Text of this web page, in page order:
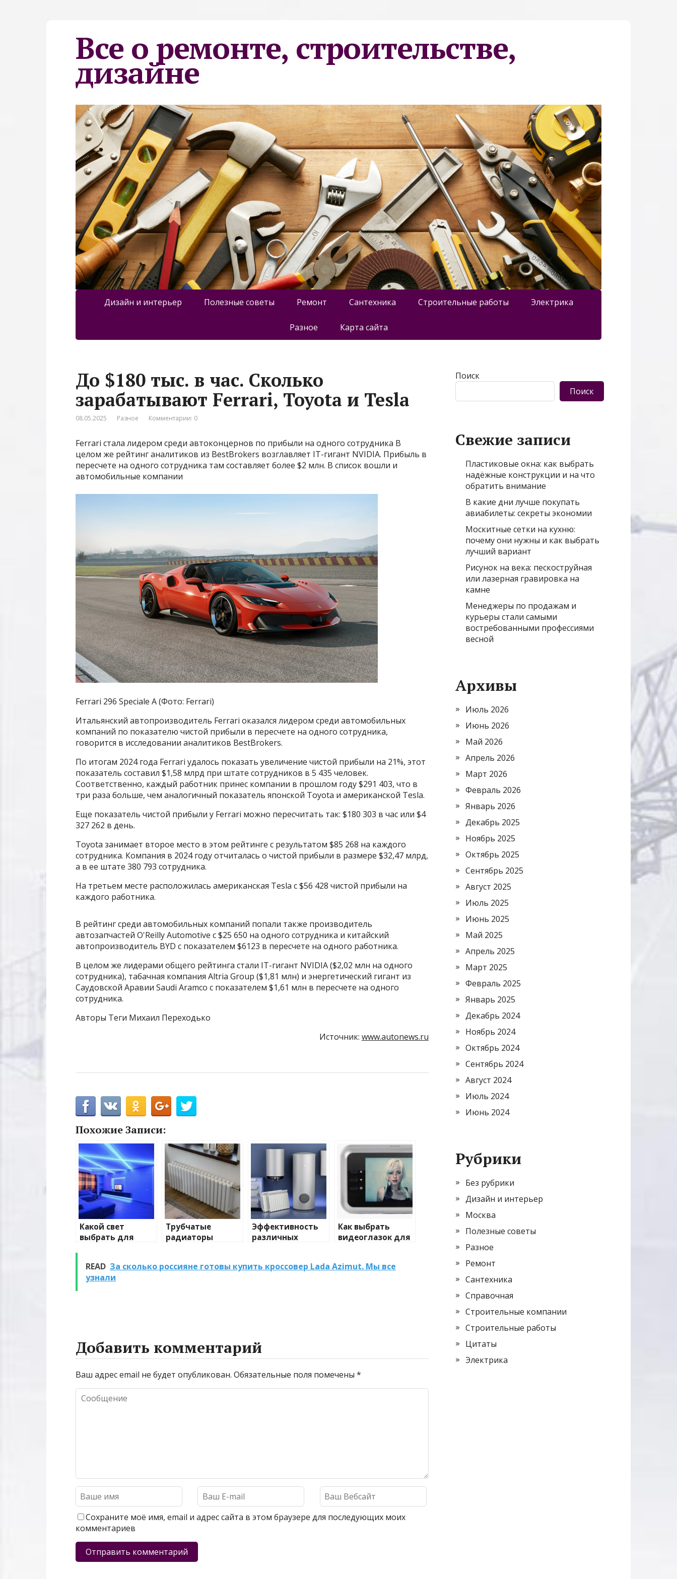
Все о ремонте, строительстве,
дизайне
Дизайн и интерьер Полезные советы Ремонт Сантехника Строительные работы Электрика
Разное Карта сайта
До $180 тыс. в час. Сколько
зарабатывают Ferrari, Toyota и Tesla
08.05.2025 Разное Комментарии: 0
Ferrari стала лидером среди автоконцернов по прибыли на одного сотрудника В
целом же рейтинг аналитиков из BestBrokers возглавляет IT-гигант NVIDIA. Прибыль в
пересчете на одного сотрудника там составляет более $2 млн. В список вошли и
автомобильные компании
Ferrari 296 Speciale A (Фото: Ferrari)
Итальянский автопроизводитель Ferrari оказался лидером среди автомобильных
компаний по показателю чистой прибыли в пересчете на одного сотрудника,
говорится в исследовании аналитиков BestBrokers.
По итогам 2024 года Ferrari удалось показать увеличение чистой прибыли на 21%, этот
показатель составил $1,58 млрд при штате сотрудников в 5 435 человек.
Соответственно, каждый работник принес компании в прошлом году $291 403, что в
три раза больше, чем аналогичный показатель японской Toyota и американской Tesla.
Еще показатель чистой прибыли у Ferrari можно пересчитать так: $180 303 в час или $4
327 262 в день.
Toyota занимает второе место в этом рейтинге с результатом $85 268 на каждого
сотрудника. Компания в 2024 году отчиталась о чистой прибыли в размере $32,47 млрд,
а в ее штате 380 793 сотрудника.
На третьем месте расположилась американская Tesla с $56 428 чистой прибыли на
каждого работника.
В рейтинг среди автомобильных компаний попали также производитель
автозапчастей O'Reilly Automotive с $25 650 на одного сотрудника и китайский
автопроизводитель BYD с показателем $6123 в пересчете на одного работника.
В целом же лидерами общего рейтинга стали IT-гигант NVIDIA ($2,02 млн на одного
сотрудника), табачная компания Altria Group ($1,81 млн) и энергетический гигант из
Саудовской Аравии Saudi Aramco с показателем $1,61 млн в пересчете на одного
сотрудника.
Авторы Теги Михаил Переходько
Источник: www.autonews.ru
Похожие Записи:
Какой свет
выбрать для
Трубчатые
радиаторы
Эффективность
различных
очистке и
Как выбрать
видеоглазок для
READ За сколько россияне готовы купить кроссовер Lada Azimut. Мы все
узнали
Добавить комментарий
Ваш адрес email не будет опубликован. Обязательные поля помечены *
Сохраните моё имя, email и адрес сайта в этом браузере для последующих моих
комментариев
Поиск
Поиск
Свежие записи
Пластиковые окна: как выбрать
надёжные конструкции и на что
обратить внимание
В какие дни лучше покупать
авиабилеты: секреты экономии
Москитные сетки на кухню:
почему они нужны и как выбрать
лучший вариант
Рисунок на века: пескоструйная
или лазерная гравировка на
камне
Менеджеры по продажам и
курьеры стали самыми
востребованными профессиями
весной
Архивы
Июль 2026
Июнь 2026
Май 2026
Апрель 2026
Март 2026
Февраль 2026
Январь 2026
Декабрь 2025
Ноябрь 2025
Октябрь 2025
Сентябрь 2025
Август 2025
Июль 2025
Июнь 2025
Май 2025
Апрель 2025
Март 2025
Февраль 2025
Январь 2025
Декабрь 2024
Ноябрь 2024
Октябрь 2024
Сентябрь 2024
Август 2024
Июль 2024
Июнь 2024
Рубрики
Без рубрики
Дизайн и интерьер
Москва
Полезные советы
Разное
Ремонт
Сантехника
Справочная
Строительные компании
Строительные работы
Цитаты
Электрика